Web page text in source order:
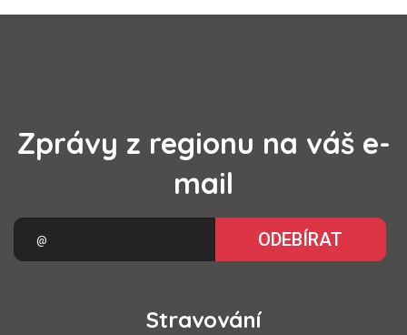
Zprávy z regionu na váš e-
mail
ODEBÍRAT
Stravování